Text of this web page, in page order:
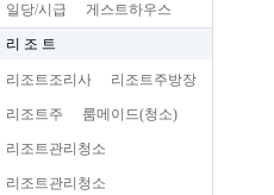
일당/시급 게스트하우스
리 조 트
리조트조리사 리조트주방장
리조트주 룸메이드(청소)
리조트관리청소
리조트관리청소